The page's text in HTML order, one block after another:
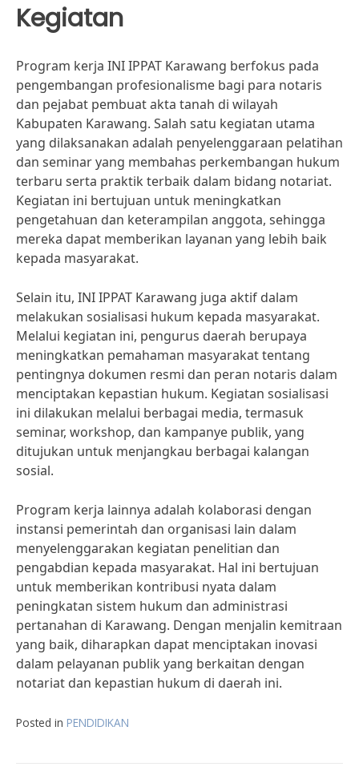
Kegiatan
Program kerja INI IPPAT Karawang berfokus pada
pengembangan profesionalisme bagi para notaris
dan pejabat pembuat akta tanah di wilayah
Kabupaten Karawang. Salah satu kegiatan utama
yang dilaksanakan adalah penyelenggaraan pelatihan
dan seminar yang membahas perkembangan hukum
terbaru serta praktik terbaik dalam bidang notariat.
Kegiatan ini bertujuan untuk meningkatkan
pengetahuan dan keterampilan anggota, sehingga
mereka dapat memberikan layanan yang lebih baik
kepada masyarakat.
Selain itu, INI IPPAT Karawang juga aktif dalam
melakukan sosialisasi hukum kepada masyarakat.
Melalui kegiatan ini, pengurus daerah berupaya
meningkatkan pemahaman masyarakat tentang
pentingnya dokumen resmi dan peran notaris dalam
menciptakan kepastian hukum. Kegiatan sosialisasi
ini dilakukan melalui berbagai media, termasuk
seminar, workshop, dan kampanye publik, yang
ditujukan untuk menjangkau berbagai kalangan
sosial.
Program kerja lainnya adalah kolaborasi dengan
instansi pemerintah dan organisasi lain dalam
menyelenggarakan kegiatan penelitian dan
pengabdian kepada masyarakat. Hal ini bertujuan
untuk memberikan kontribusi nyata dalam
peningkatan sistem hukum dan administrasi
pertanahan di Karawang. Dengan menjalin kemitraan
yang baik, diharapkan dapat menciptakan inovasi
dalam pelayanan publik yang berkaitan dengan
notariat dan kepastian hukum di daerah ini.
Posted in PENDIDIKAN